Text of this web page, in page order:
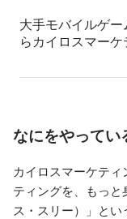
大手モバイルゲ
らカイロスマー
ってデータベース
これまで体験した
やってきます。
で以上にどんど
なにをやってい
カイロスマーケテ
ティングを、もっ
ス・スリー）」とい